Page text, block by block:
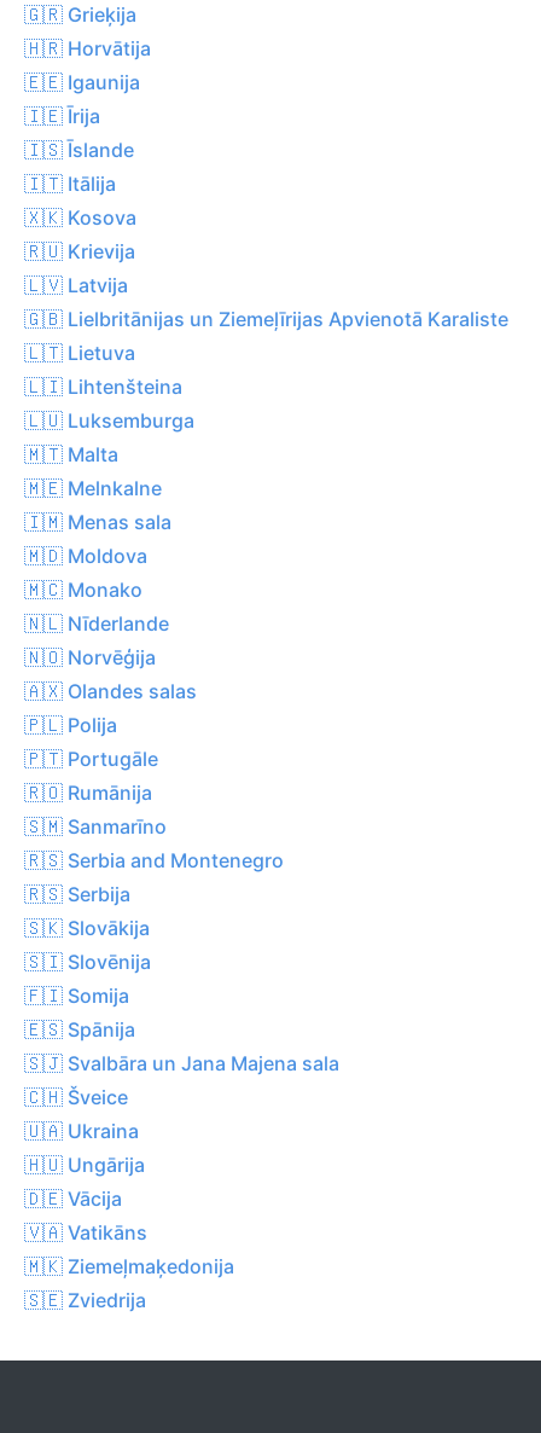
🇬🇷 Grieķija
🇭🇷 Horvātija
🇪🇪 Igaunija
🇮🇪 Īrija
🇮🇸 Īslande
🇮🇹 Itālija
🇽🇰 Kosova
🇷🇺 Krievija
🇱🇻 Latvija
🇬🇧 Lielbritānijas un Ziemeļīrijas Apvienotā Karaliste
🇱🇹 Lietuva
🇱🇮 Lihtenšteina
🇱🇺 Luksemburga
🇲🇹 Malta
🇲🇪 Melnkalne
🇮🇲 Menas sala
🇲🇩 Moldova
🇲🇨 Monako
🇳🇱 Nīderlande
🇳🇴 Norvēģija
🇦🇽 Olandes salas
🇵🇱 Polija
🇵🇹 Portugāle
🇷🇴 Rumānija
🇸🇲 Sanmarīno
🇷🇸 Serbia and Montenegro
🇷🇸 Serbija
🇸🇰 Slovākija
🇸🇮 Slovēnija
🇫🇮 Somija
🇪🇸 Spānija
🇸🇯 Svalbāra un Jana Majena sala
🇨🇭 Šveice
🇺🇦 Ukraina
🇭🇺 Ungārija
🇩🇪 Vācija
🇻🇦 Vatikāns
🇲🇰 Ziemeļmaķedonija
🇸🇪 Zviedrija